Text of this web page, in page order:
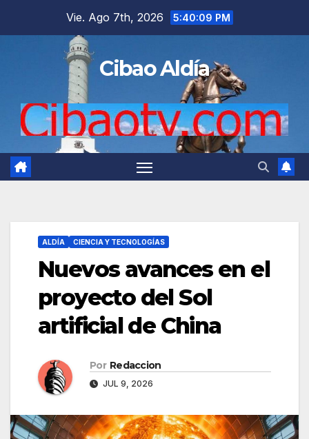
Vie. Ago 7th, 2026 5:40:10 PM
Cibao Aldía
ALDÍA CIENCIA Y TECNOLOGÍAS
Nuevos avances en el
proyecto del Sol
artificial de China
Por Redaccion
JUL 9, 2026